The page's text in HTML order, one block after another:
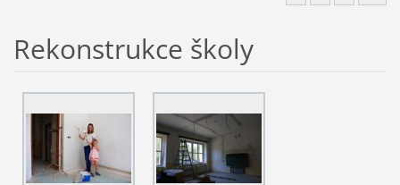
Rekonstrukce školy